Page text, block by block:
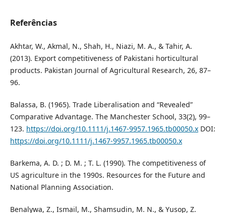
Referências
Akhtar, W., Akmal, N., Shah, H., Niazi, M. A., & Tahir, A.
(2013). Export competitiveness of Pakistani horticultural
products. Pakistan Journal of Agricultural Research, 26, 87–
96.
Balassa, B. (1965). Trade Liberalisation and “Revealed”
Comparative Advantage. The Manchester School, 33(2), 99–
123. https://doi.org/10.1111/j.1467-9957.1965.tb00050.xDOI:
https://doi.org/10.1111/j.1467-9957.1965.tb00050.x
Barkema, A. D. ; D. M. ; T. L. (1990). The competitiveness of
US agriculture in the 1990s. Resources for the Future and
National Planning Association.
Benalywa, Z., Ismail, M., Shamsudin, M. N., & Yusop, Z.